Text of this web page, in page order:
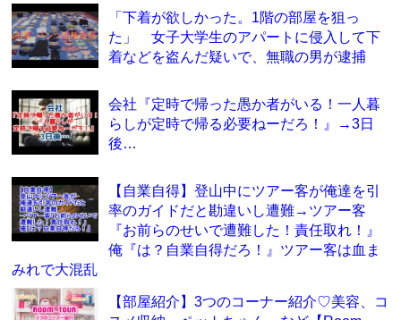
「下着が欲しかった。1階の部屋を狙っ
た」 女子大学生のアパートに侵入して下
着などを盗んだ疑いで、無職の男が逮捕
会社『定時で帰った愚か者がいる！一人暮
らしが定時で帰る必要ねーだろ！』→3日
後…
【自業自得】登山中にツアー客が俺達を引
率のガイドだと勘違いし遭難→ツアー客
『お前らのせいで遭難した！責任取れ！』
俺『は？自業自得だろ！』ツアー客は血ま
みれで大混乱
【部屋紹介】3つのコーナー紹介♡美容、コ